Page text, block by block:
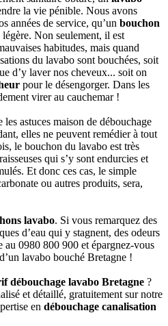
la vie pénible. Nous avons
années de service, qu’un bouchon
Non seulement, il est
habitudes, mais quand
du lavabo sont bouchées, soit
d’y laver nos cheveux... soit on
pour le désengorger. Dans les
virer au cauchemar !
astuces maison de débouchage
elles ne peuvent remédier à tout
le bouchon du lavabo est très
qui s’y sont endurcies et
Et donc ces cas, le simple
ou autres produits, sera,
lavabo. Si vous remarquez des
d’eau qui y stagnent, des odeurs
au 0980 800 900 et épargnez-vous
lavabo bouché Bretagne !
débouchage lavabo Bretagne ?
et détaillé, gratuitement sur notre
en débouchage canalisation